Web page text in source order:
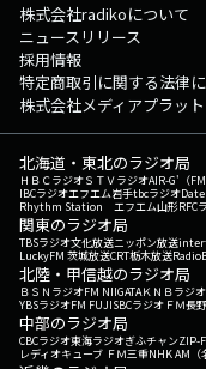
株式会社radikoについて
ニュースリリース
採用情報
特定商取引に関する法律
株式会社メディアプラッ
北海道・東北のラジオ局
ＨＢＣラジオＳＴＶラジオAIR-G'（FM
IBCラジオエフエム岩手tbcラジオ
Rhythm Station エフエム山形RFC
関東のラジオ局
TBSラジオ文化放送ニッポン放送
LuckyFM 茨城放送CRT栃木放送
北陸・甲信越のラジオ局
ＢＳＮラジオFM NIIGATAＫＮＢラジオ
YBSラジオFM FUJISBCラジオ ＦＭ長野
中部のラジオ局
CBCラジオ東海ラジオぎふチャンZIP-
レディオキューブ ＦＭ三重NHK AM（